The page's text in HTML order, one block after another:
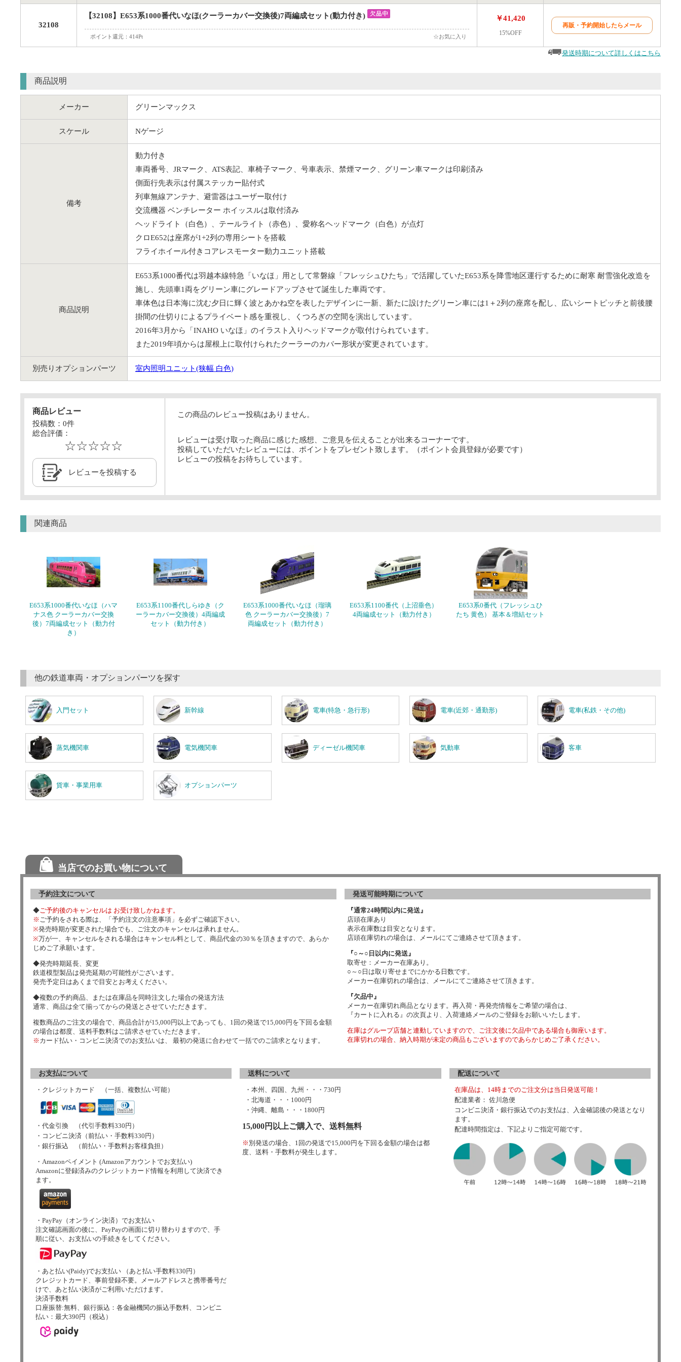
32108
【32108】E653系1000番代いなほ(クーラーカバー交換後)7両編成セット(動力付き)
ポイント還元：414Pt ☆お気に入り
￥41,420
15%OFF
再販・予約開始したらメール
発送時期について詳しくはこちら
商品説明
メーカー グリーンマックス
スケール Nゲージ
備考
動力付き
車両番号、JRマーク、ATS表記、車椅子マーク、号車表示、禁煙マーク、グリーン車マークは印刷済み
側面行先表示は付属ステッカー貼付式
列車無線アンテナ、避雷器はユーザー取付け
交流機器 ベンチレーター ホイッスルは取付済み
ヘッドライト（白色）、テールライト（赤色）、愛称名ヘッドマーク（白色）が点灯
クロE652は座席が1+2列の専用シートを搭載
フライホイール付きコアレスモーター動力ユニット搭載
商品説明
E653系1000番代は羽越本線特急「いなほ」用として常磐線「フレッシュひたち」で活躍していたE653系を降雪地区運行するために耐寒 耐雪強化改造を
施し、先頭車1両をグリーン車にグレードアップさせて誕生した車両です。
車体色は日本海に沈む夕日に輝く波とあかね空を表したデザインに一新、新たに設けたグリーン車には1＋2列の座席を配し、広いシートピッチと前後腰
掛間の仕切りによるプライベート感を重視し、くつろぎの空間を演出しています。
2016年3月から「INAHO いなほ」のイラスト入りヘッドマークが取付けられています。
また2019年頃からは屋根上に取付けられたクーラーのカバー形状が変更されています。
別売りオプションパーツ 室内照明ユニット(狭幅 白色)
商品レビュー
投稿数： 0件
総合評価：
☆☆☆☆☆
レビューを投稿する
この商品のレビュー投稿はありません。
レビューは受け取った商品に感じた感想、ご意見を伝えることが出来るコーナーです。
投稿していただいたレビューには、ポイントをプレゼント致します。（ポイント会員登録が必要です）
レビューの投稿をお待ちしています。
関連商品
E653系1000番代いなほ（ハマ
ナス色 クーラーカバー交換
後）7両編成セット（動力付
き）
E653系1100番代しらゆき（ク
ーラーカバー交換後）4両編成
セット（動力付き）
E653系1000番代いなほ（瑠璃
色 クーラーカバー交換後）7
両編成セット（動力付き）
E653系1100番代（上沼垂色）
4両編成セット（動力付き）
E653系0番代（フレッシュひ
たち 黄色） 基本＆増結セット
他の鉄道車両・オプションパーツを探す
入門セット 新幹線 電車(特急・急行形) 電車(近郊・通勤形) 電車(私鉄・その他)
蒸気機関車 電気機関車 ディーゼル機関車 気動車 客車
貨車・事業用車 オプションパーツ
当店でのお買い物について
予約注文について
◆ご予約後のキャンセルは お受け致しかねます。
※ ご予約をされる際は、「予約注文の注意事項」を必ずご確認下さい。
※発売時期が変更された場合でも、ご注文のキャンセルは承れません。
※万が一、キャンセルをされる場合はキャンセル料として、商品代金の30％を頂きますので、あらか
じめご了承願います。
◆発売時期延長、変更
鉄道模型製品は発売延期の可能性がございます。
発売予定日はあくまで目安とお考えください。
◆複数の予約商品、または在庫品を同時注文した場合の発送方法
通常、商品は全て揃ってからの発送とさせていただきます。
複数商品のご注文の場合で、商品合計が15,000円以上であっても、1回の発送で15,000円を下回る金額
の場合は都度、送料手数料はご請求させていただきます。
※ カード払い・コンビニ決済でのお支払いは、 最初の発送に合わせて一括でのご請求となります。
発送可能時期について
『通常24時間以内に発送』
店頭在庫あり
表示在庫数は目安となります。
店頭在庫切れの場合は、メールにてご連絡させて頂きます。
『○～○日以内に発送』
取寄せ：メーカー在庫あり。
○～○日は取り寄せまでにかかる日数です。
メーカー在庫切れの場合は、メールにてご連絡させて頂きます。
『欠品中』
メーカー在庫切れ商品となります。再入荷・再発売情報をご希望の場合は、
『カートに入れる』の次頁より、入荷連絡メールのご登録をお願いいたします。
在庫はグループ店舗と連動していますので、ご注文後に欠品中である場合も御座います。
在庫切れの場合、納入時期が未定の商品もございますのであらかじめご了承ください。
お支払について
・クレジットカード （一括、複数払い可能）
・代金引換 （代引手数料330円）
・コンビニ決済（前払い・手数料330円）
・銀行振込 （前払い・手数料お客様負担）
・Amazonペイメント (Amazonアカウントでお支払い)
Amazonに登録済みのクレジットカード情報を利用して決済でき
ます。
・PayPay（オンライン決済）でお支払い
注文確認画面の後に、PayPayの画面に切り替わりますので、手
順に従い、お支払いの手続きをしてください。
・あと払い(Paidy)でお支払い （あと払い手数料330円）
クレジットカード、事前登録不要。メールアドレスと携帯番号だ
けで、あと払い決済がご利用いただけます。
決済手数料
口座振替:無料、銀行振込：各金融機関の振込手数料、コンビニ
払い：最大390円（税込）
送料について
・本州、四国、九州・・・730円
・北海道・・・1000円
・沖縄、離島・・・1800円
15,000円以上ご購入で、送料無料
※ 別発送の場合、1回の発送で15,000円を下回る金額の場合は都
度、送料・手数料が発生します。
配送について
在庫品は、14時までのご注文分は当日発送可能！
配達業者： 佐川急便
コンビニ決済・銀行振込でのお支払は、入金確認後の発送となり
ます。
配達時間指定は、下記よりご指定可能です。